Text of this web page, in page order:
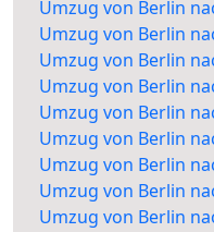
Umzug von Berlin
Umzug von Berlin
Umzug von Berlin
Umzug von Berlin
Umzug von Berlin
Umzug von Berlin
Umzug von Berlin
Umzug von Berlin
Umzug von Berlin